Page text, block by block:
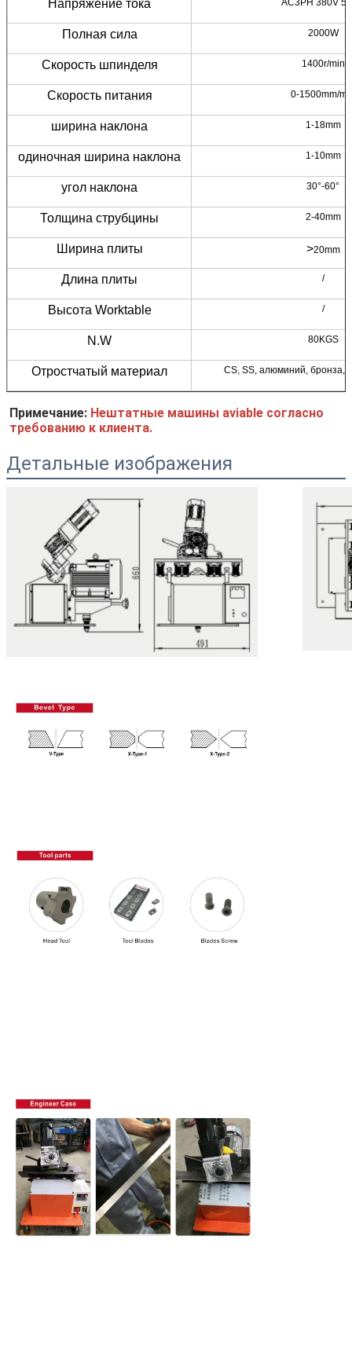
Напряжение тока AC3PH 380V
Полная сила 2000W
Скорость шпинделя 1400r/min
Скорость питания 0-1500mm/
ширина наклона 1-18mm
одиночная ширина наклона 1-10mm
угол наклона 30°-60°
Толщина струбцины 2-40mm
Ширина плиты >20mm
Длина плиты /
Высота Worktable /
N.W 80KGS
Отростчатый материал CS, SS, алюминий, бронза,
Примечание: Нештатные машины aviable согласно
требованию к клиента.
Детальные изображения